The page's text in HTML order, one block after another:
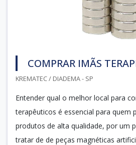
COMPRAR IMÃS
KREMATEC / DIADEMA - SP
Entender qual o melhor local para
terapêuticos é essencial para quem
produtos de alta qualidade, por um
tratar de de peças magnéticas